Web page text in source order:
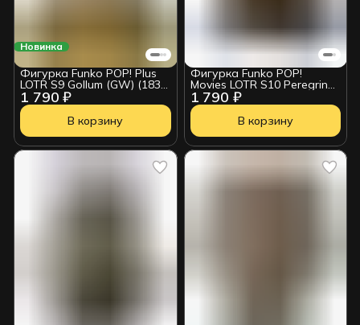
Новинка
1 790 ₽
Фигурка Funko POP! Plus
LOTR S9 Gollum (GW) (1831)
86429
В корзину
1 790 ₽
Фигурка Funko POP!
Movies LOTR S10 Peregrin
Took (1985) 90313
В корзину